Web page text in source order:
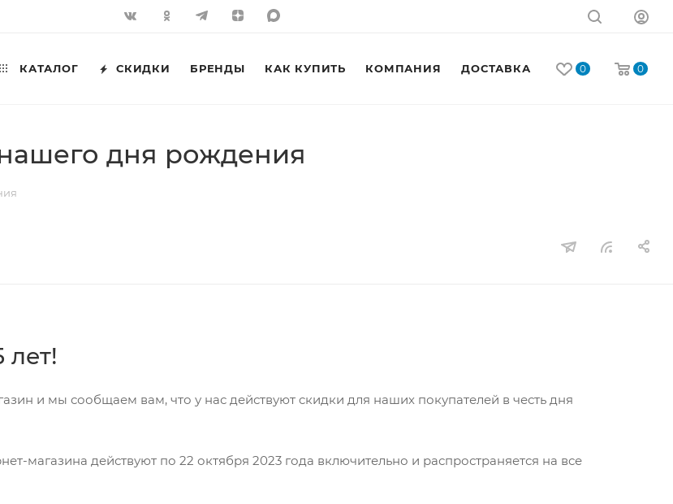
0 0
КАТАЛОГ СКИДКИ БРЕНДЫ КАК КУПИТЬ КОМПАНИЯ ДОСТАВКА КОНТАКТЫ
нашего дня рождения
лет!
и мы сообщаем вам, что у нас действуют cкидки для наших покупателей в честь дня
магазина действуют по 22 октября 2023 года включительно и распространяется на все